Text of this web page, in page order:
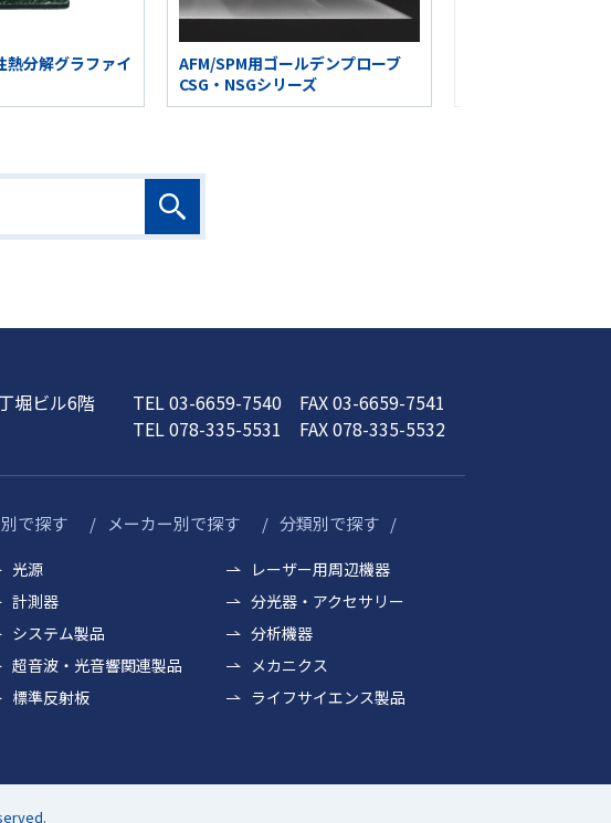
熱分解グラファイ
AFM/SPM用ゴールデンプローブ
CSG・NSGシリーズ
堀ビル6階
TEL 03-6659-7540 FAX 03-6659-7541
TEL 078-335-5531 FAX 078-335-5532
で探す メーカー別で探す 分類別で探す
光源
レーザー用周辺機器
計測器
分光器・アクセサリー
システム製品
分析機器
超音波・光音響関連製品
メカニクス
標準反射板
ライフサイエンス製品